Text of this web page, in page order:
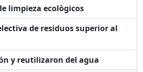
limpieza ecològicos
de residuos superior al
y reutilizaron del agua